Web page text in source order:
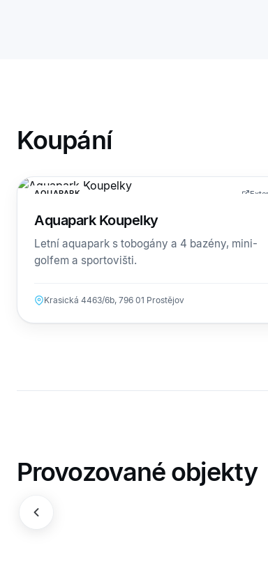
Koupání
AQUAPARK
Aquapark Koupelky
Letní aquapark s tobogány a 4 bazény, mini-
golfem a sportovišti.
Krasická 4463/6b, 796 01 Prostějov
Provozované objekty